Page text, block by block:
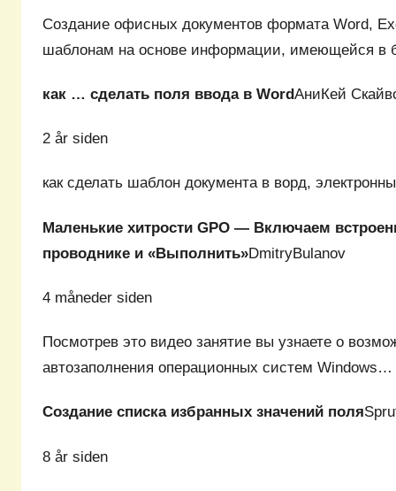
Cоздание офисных документов формата Word,
шаблонам на основе информации, имеющейся в
как … сделать поля ввода в WordАниКей
2 år siden
как сделать шаблон документа в ворд,
Маленькие хитрости GPO — Включаем
проводнике и «Выполнить»DmitryBulanov
4 måneder siden
Посмотрев это видео занятие вы узнаете о
автозаполнения операционных систем Windows…
Создание списка избранных значений поля
8 år siden